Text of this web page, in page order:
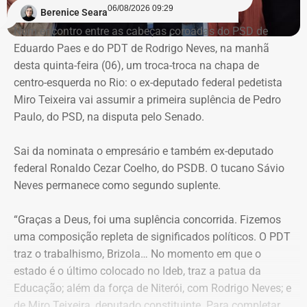
Investimentos do Desenvolvimento Econômico;
Joel de Oliveira Suhett Filho foi desligado do posto de
assessor-chefe de Assuntos Estratégicos da Polícia
Militar;
Henrique Gustavo dos Santos Frickmann foi exonerado, a
pedido, do cargo de subsecretário adjunto de Obrasda
Secretaria de Infraestrutura e Obras Públicas.
Nomeações vieram em dose
homeopática
No outro lado da balança das publicações do Diário
Oficial, Couto fez mudanças pontuais e assinou apenas 2
únicas nomeações para o segundo e terceiro escalões do
governo. A Superintendência de Compras e Licitações da
Secretaria de Estado de Saúde recebeu a nomeação de
O Ministério Público (MPRJ), então, passou a conferir
ações civis públicas e processos de improbidade —
relativos a agentes públicos — que tramitavam na vara, e
foram identificadas diversas adulterações, principalmente
em processos nos quais Núbia Cozzolino aparecia como
interessada ou ré.
Durante uma busca e apreensão no escritório ligado à ex-
prefeita de Magé, foram encontradas cópias de folhas
processuais com treinos de rubricas e assinaturas.
Núbia Cozzolino alega injustiça e
irregularidades
A Justiça concluiu que a autoria criminal ficou
Berenice Seara06/08/2026 09:29
Num encontro entre as cabeças coroadas do PSD de
Eduardo Paes e do PDT de Rodrigo Neves, na manhã
desta quinta-feira (06), um troca-troca na chapa de
centro-esquerda no Rio: o ex-deputado federal pedetista
Miro Teixeira vai assumir a primeira suplência de Pedro
Paulo, do PSD, na disputa pelo Senado.
Sai da nominata o empresário e também ex-deputado
federal Ronaldo Cezar Coelho, do PSDB. O tucano Sávio
Neves permanece como segundo suplente.
“Graças a Deus, foi uma suplência concorrida. Fizemos
uma composição repleta de significados políticos. O PDT
traz o trabalhismo, Brizola… No momento em que o
estado é o último colocado no Ideb, traz a patua da
Educação; além da força de Niterói, com Rodrigo Neves; e